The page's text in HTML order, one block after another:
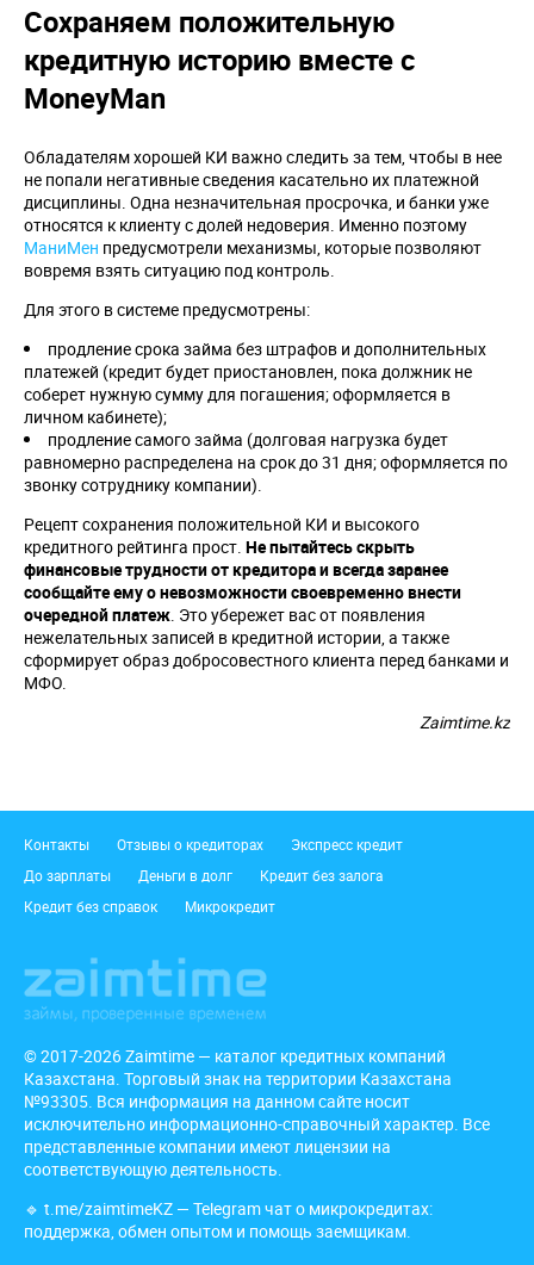
Сохраняем положительную
кредитную историю вместе с
MoneyMan
Обладателям хорошей КИ важно следить за тем, чтобы в нее
не попали негативные сведения касательно их платежной
дисциплины. Одна незначительная просрочка, и банки уже
относятся к клиенту с долей недоверия. Именно поэтому
МаниМен предусмотрели механизмы, которые позволяют
вовремя взять ситуацию под контроль.
Для этого в системе предусмотрены:
продление срока займа без штрафов и дополнительных
платежей (кредит будет приостановлен, пока должник не
соберет нужную сумму для погашения; оформляется в
личном кабинете);
продление самого займа (долговая нагрузка будет
равномерно распределена на срок до 31 дня; оформляется по
звонку сотруднику компании).
Рецепт сохранения положительной КИ и высокого
кредитного рейтинга прост. Не пытайтесь скрыть
финансовые трудности от кредитора и всегда заранее
сообщайте ему о невозможности своевременно внести
очередной платеж . Это убережет вас от появления
нежелательных записей в кредитной истории, а также
сформирует образ добросовестного клиента перед банками и
МФО.
Zaimtime.kz
Подвал
Контакты Отзывы о кредиторах
Экспресс кредит
До зарплаты
Деньги в долг
Кредит без залога
Кредит без справок
Микрокредит
© 2017-2026 Zaimtime — каталог кредитных компаний
Казахстана. Торговый знак на территории Казахстана
№93305. Вся информация на данном сайте носит
исключительно информационно-справочный характер. Все
представленные компании имеют лицензии на
соответствующую деятельность.
🔹 t.me/zaimtimeKZ — Telegram чат о микрокредитах:
поддержка, обмен опытом и помощь заемщикам.